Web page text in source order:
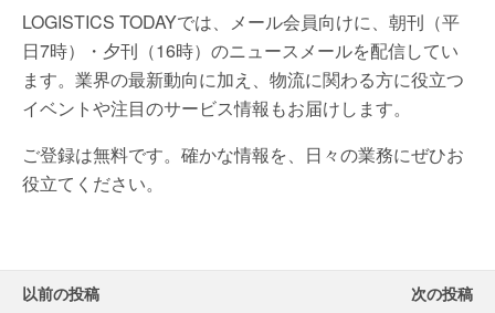
LOGISTICS TODAYでは、メール会員向けに、朝刊（平
日7時）・夕刊（16時）のニュースメールを配信してい
ます。業界の最新動向に加え、物流に関わる方に役立つ
イベントや注目のサービス情報もお届けします。
ご登録は無料です。確かな情報を、日々の業務にぜひお
役立てください。
以前の投稿 次の投稿